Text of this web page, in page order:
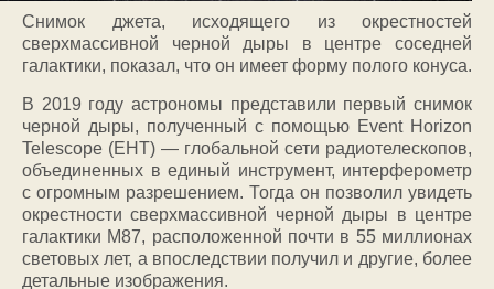
Снимок джета, исходящего из окрестностей
сверхмассивной черной дыры в центре соседней
галактики, показал, что он имеет форму полого конуса.
В 2019 году астрономы представили первый снимок
черной дыры, полученный с помощью Event Horizon
Telescope (EHT) — глобальной сети радиотелескопов,
объединенных в единый инструмент, интерферометр
с огромным разрешением. Тогда он позволил увидеть
окрестности сверхмассивной черной дыры в центре
галактики M87, расположенной почти в 55 миллионах
световых лет, а впоследствии получил и другие, более
детальные изображения.